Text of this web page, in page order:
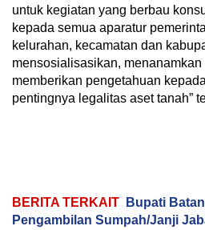
untuk kegiatan yang berbau
kepada semua aparatur
kelurahan, kecamatan dan
mensosialisasikan, menanamkan
memberikan pengetahuan
pentingnya legalitas aset tanah”
BERITA TERKAIT
Bupati
Pengambilan Sumpah/Janji